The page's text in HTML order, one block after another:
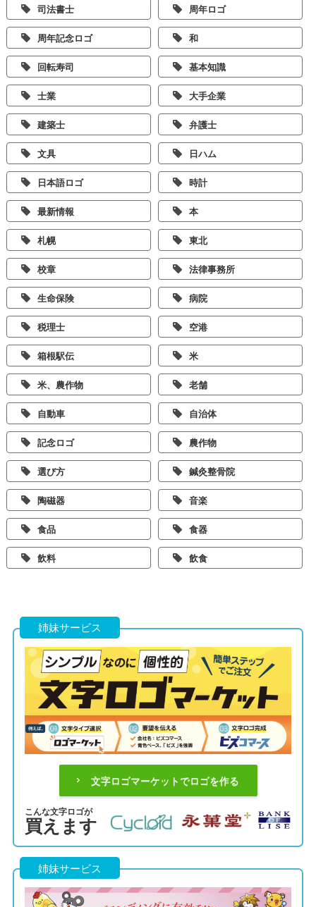
司法書士 周年ロゴ
周年記念ロゴ 和
回転寿司 基本知識
士業 大手企業
建築士 弁護士
文具 日ハム
日本語ロゴ 時計
最新情報 本
札幌 東北
校章 法律事務所
生命保険 病院
税理士 空港
箱根駅伝 米
米、農作物 老舗
自動車 自治体
記念ロゴ 農作物
選び方 鍼灸整骨院
陶磁器 音楽
食品 食器
飲料 飲食
姉妹サービス
文字ロゴマーケットでロゴを作る
こんな文字ロゴが
買えます
姉妹サービス